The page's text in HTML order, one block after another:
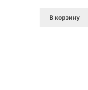
В корзину